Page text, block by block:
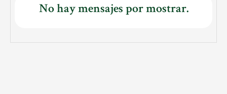
No hay mensajes por mostrar.